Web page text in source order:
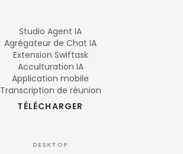
Studio Agent IA
Agrégateur de Chat IA
Extension Swiftask
Acculturation IA
Application mobile
Transcription de réunion
TÉLÉCHARGER
DESKTOP